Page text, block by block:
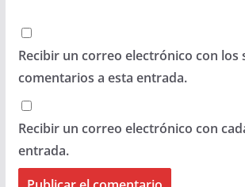
Recibir un correo electrónico con los
comentarios a esta entrada.
Recibir un correo electrónico con
entrada.